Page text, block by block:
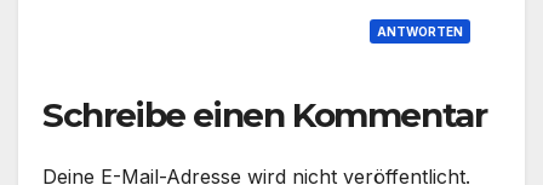
ANTWORTEN
Schreibe einen Kommentar
Deine E-Mail-Adresse wird nicht veröffentlicht.